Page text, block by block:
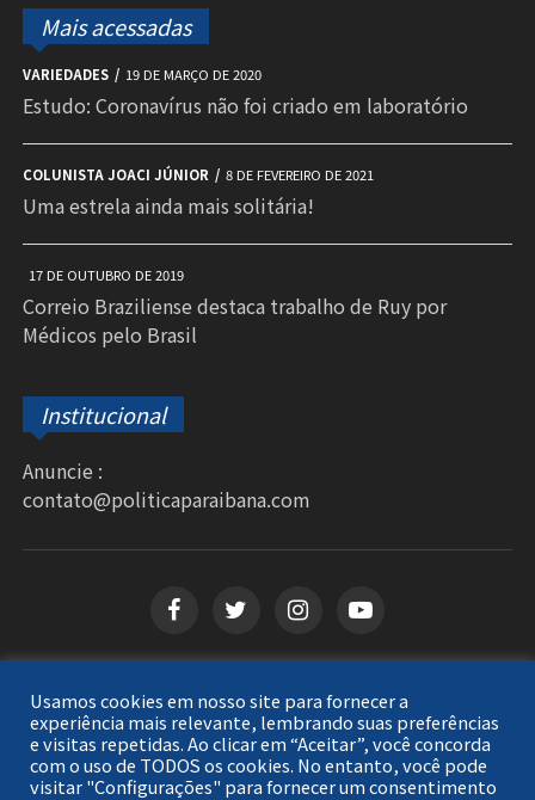
Mais acessadas
VARIEDADES 19 DE MARÇO DE 2020
Estudo: Coronavírus não foi criado em laboratório
COLUNISTA JOACI JÚNIOR 8 DE FEVEREIRO DE 2021
Uma estrela ainda mais solitária!
17 DE OUTUBRO DE 2019
Correio Braziliense destaca trabalho de Ruy por
Médicos pelo Brasil
Institucional
Anuncie :
contato@politicaparaibana.com
Copyright © 2026Política Paraibana. Todos os
direitos reservados.
Usamos cookies em nosso site para fornecer a
experiência mais relevante, lembrando suas preferências
e visitas repetidas. Ao clicar em “Aceitar”, você concorda
com o uso de TODOS os cookies. No entanto, você pode
visitar "Configurações" para fornecer um consentimento